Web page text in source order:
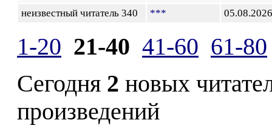
неизвестный читатель 340
*** 05.08.2026
1-20 21-40 41-60 61-80
Сегодня 2 новых
произведений